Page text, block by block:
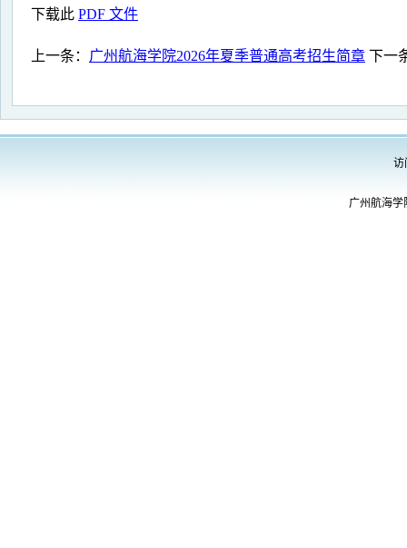
下载此 PDF 文件
上一条： 广州航海学院2026年夏季普通高考招生简章 下一
访
广州航海